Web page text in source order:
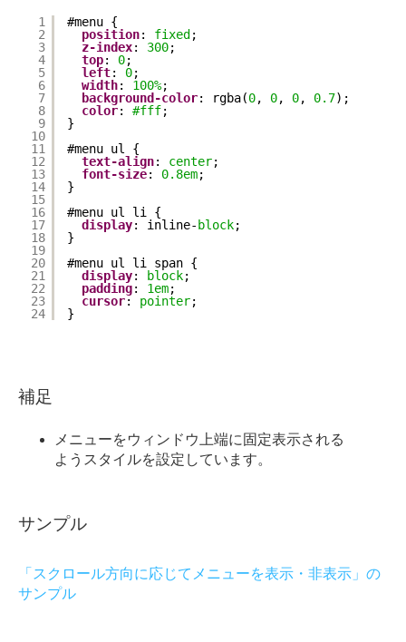
1
2
3
4
5
6
7
8
9
10
11
12
13
14
15
16
17
18
19
20
21
22
23
24
#menu {
position: fixed ;
z-index: 300;
top: 0;
left: 0;
width: 100%;
background-color: rgba(0, 0, 0, 0.7);
color: #fff;
}
#menu ul {
text-align: center;
font-size: 0.8em;
}
#menu ul li {
display: inline- block;
}
#menu ul li span {
display: block;
padding: 1em;
cursor: pointer;
}
補足
メニューをウィンドウ上端に固定表示される
ようスタイルを設定しています。
サンプル
「スクロール方向に応じてメニューを表示・非表示」の
サンプル